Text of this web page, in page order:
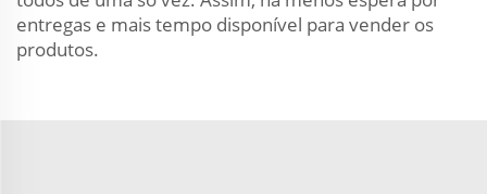
entregas e mais tempo disponível para vender os
produtos.